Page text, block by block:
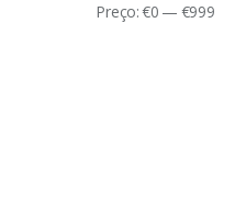
Preço:€0 — €999